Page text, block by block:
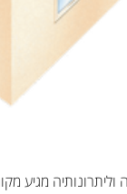
מגיע